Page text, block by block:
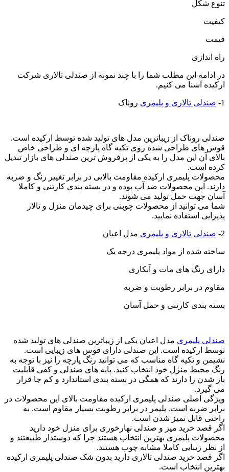
تنوع شکل
کیفیت
قیمت
راه اندازی
در ادامه این مطلب شما را با چند نمونه از صندلی تالاری شرکت
ارکیده آشنا می کنیم.
1- صندلی تالاری و پلیمری روناک
صندلی روناک از زیباترین مدل های تولید شده توسط ارکیده است.
قوس های طراحی شده روی تکیه گاه پارچه ای و طراحی خاص
بالای آن این مدل را به یکی از پرفروش ترین صندلی های بازار تبدیل
کرده است.
محصولات پلیمری ارکیده مقاومت بالایی در برابر تغییر رنگ و ضربه
دارند. این محصولات ضد آب بوده و در بسته بندی کارتنی و کاملا
آسان جهت حمل تولید می شوند.
شما می توانید از محصولات چوبنی برای چیدمان منزل و تالار
پذیرایی استفاده نمایید.
2- صندلی تالاری و پلیمری مدل اعیان
ساخته شده از مواد پلیمری درجه یک
دارای رنگ های مات و آبکاری
مقاوم در برابر رطوبت و ضربه
بسته بندی کارتنی و حمل آسان
صندلی پلیمری مدل اعیان یکی از زیباترین صندلی های تولید شده
توسط ارکیده است. این صندلی دارای قوس های زیبایی است.
نشیمن و تکیه گاه مناسب که می توانید رنگ پارچه را نیز با توجه به
رنگ محیط منزل خود انتخاب کنید. پایه های صندلی و کفی قابلیت
باز شدن را دارند که همگی در بسته بندی استاندارد و کم جا قرار
می گیرد.
ویژگی اصلی صندلی پلیمری ارکیده مقاومت بالای این محصولات در
برابر ضربه است. پلیمر در برابر رطوبت بسیار مقاوم است. به
راحتی قابل تمیز شدن است.
اگر قصد خرید میز و صندلی نهارخوری برای منزل خود دارید
محصولات پلیمری بهترین انتخاب هستند چرا که دوستدار طبیعتند و
از نظر زیبایی کاملا مشابه چوب هستند.
اگر قصد خرید صندلی تالاری دارید بدون شک صندلی پلیمری ارکیده
بهترین انتخاب است.